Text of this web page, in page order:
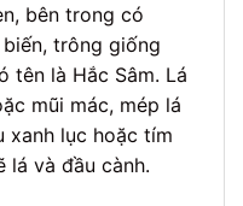
bên trong có
trông giống
tên là Hắc Sâm. Lá
mũi mác, mép lá
xanh lục hoặc tím
lá và đầu cành.